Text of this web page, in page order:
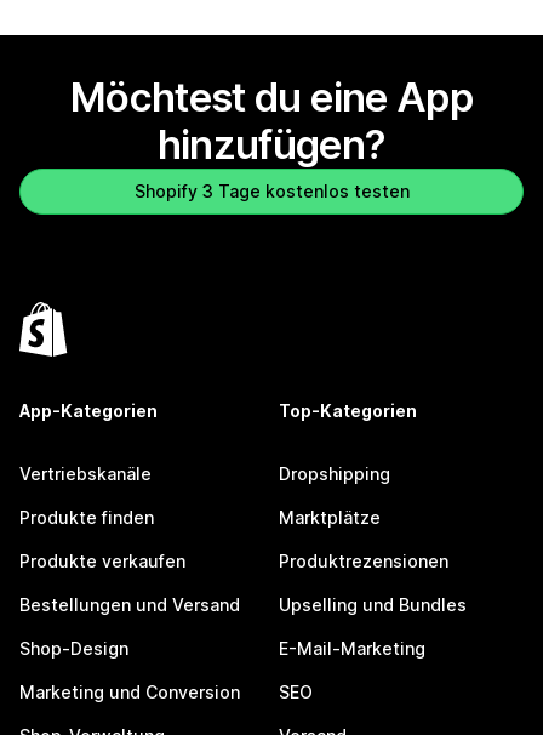
Möchtest du eine App
hinzufügen?
Shopify 3 Tage kostenlos testen
App-Kategorien
Vertriebskanäle
Produkte finden
Produkte verkaufen
Bestellungen und Versand
Shop-Design
Marketing und Conversion
Top-Kategorien
Dropshipping
Marktplätze
Produktrezensionen
Upselling und Bundles
E-Mail-Marketing
SEO